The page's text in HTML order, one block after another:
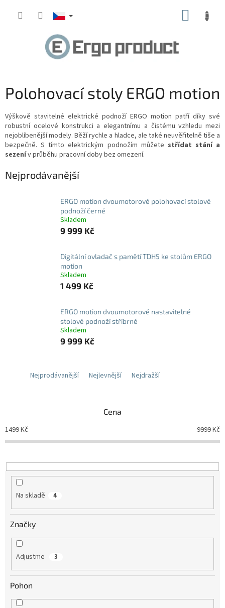
Polohovací stoly ERGO motion
Výškově stavitelné elektrické podnoží ERGO motion patří díky své
robustní ocelové konstrukci a elegantnímu a čistému vzhledu mezi
nejoblíbenější modely. Běží rychle a hladce, ale také neuvěřitelně tiše a
bezpečně. S tímto elektrickým podnožím můžete střídat stání a
sezenív průběhu pracovní doby bez omezení.
Nejprodávanější
ERGO motion dvoumotorové polohovací stolové
podnoží černé
Skladem
9 999 Kč
Digitální ovladač s pamětí TDH5 ke stolům ERGO
motion
Skladem
1 499 Kč
ERGO motion dvoumotorové nastavitelné
stolové podnoží stříbrné
Skladem
9 999 Kč
Nejprodávanější Nejlevnější Nejdražší
Cena
1499Kč 9999Kč
Na skladě 4
Značky
Adjustme 3
Pohon